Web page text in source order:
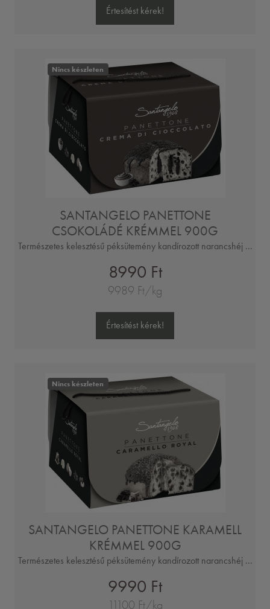
Értesítést kérek!
Nincs készleten
SANTANGELO PANETTONE
CSOKOLÁDÉ KRÉMMEL 900G
Természetes kelesztésű péksütemény kandírozott narancshéj ...
8990 Ft
9989 Ft/kg
Értesítést kérek!
Nincs készleten
SANTANGELO PANETTONE KARAMELL
KRÉMMEL 900G
Természetes kelesztésű péksütemény kandírozott narancshéj ...
9990 Ft
11100 Ft/kg